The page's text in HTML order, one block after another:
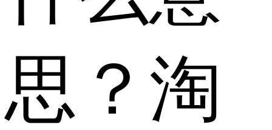
思？淘